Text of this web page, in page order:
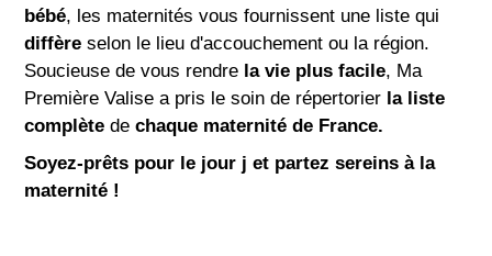
bébé, les maternités vous fournissent une liste qui
diffère selon le lieu d'accouchement ou la région.
Soucieuse de vous rendre la vie plus facile, Ma
Première Valise a pris le soin de répertorier la liste
complète dechaque maternité de France.
Soyez-prêts pour le jour j et partez sereins à la
maternité !